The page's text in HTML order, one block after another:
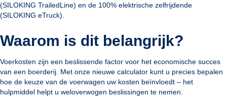
(SILOKING TrailedLine) en de 100% elektrische zelfrijdende
(SILOKING eTruck).
Waarom is dit belangrijk?
Voerkosten zijn een beslissende factor voor het economische succes
van een boerderij. Met onze nieuwe calculator kunt u precies bepalen
hoe de keuze van de voerwagen uw kosten beïnvloedt – het
hulpmiddel helpt u weloverwogen beslissingen te nemen.